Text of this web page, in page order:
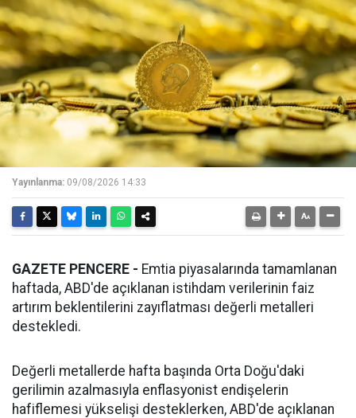
Yayınlanma: 09/08/2026 14:33
GAZETE PENCERE - Emtia piyasalarında tamamlanan
haftada, ABD'de açıklanan istihdam verilerinin faiz
artırım beklentilerini zayıflatması değerli metalleri
destekledi.
Değerli metallerde hafta başında Orta Doğu'daki
gerilimin azalmasıyla enflasyonist endişelerin
hafiflemesi yükselişi desteklerken, ABD'de açıklanan